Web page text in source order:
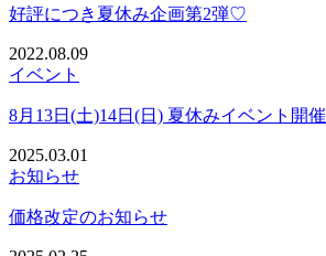
好評につき夏休み企画第2弾♡
2022.08.09
イベント
8月13日(土)14日(日) 夏休みイベント開催
2025.03.01
お知らせ
価格改定のお知らせ